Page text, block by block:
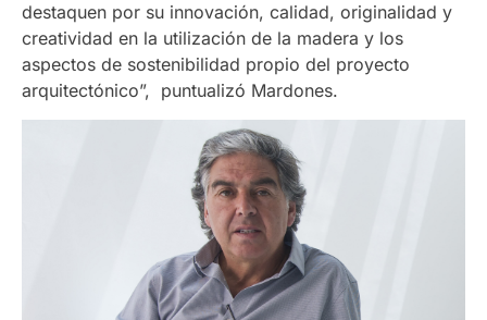
destaquen por su innovación, calidad, originalidad y
creatividad en la utilización de la madera y los
aspectos de sostenibilidad propio del proyecto
arquitectónico”, puntualizó Mardones.